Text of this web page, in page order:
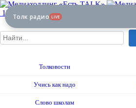
12+
Толковости
Учись как надо
Слово школам
Толк радио LIVE